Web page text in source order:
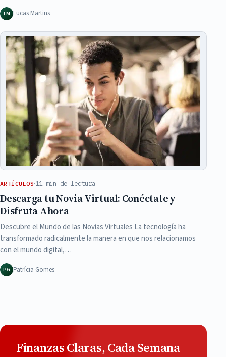
LM Lucas Martins
ARTÍCULOS 11 min de lectura
Descarga tu Novia Virtual: Conéctate y
Disfruta Ahora
Descubre el Mundo de las Novias Virtuales La tecnología ha
transformado radicalmente la manera en que nos relacionamos
con el mundo digital,…
PG Patrícia Gomes
Finanzas Claras, Cada Semana